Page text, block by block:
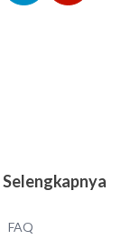
Selengkapnya
FAQ